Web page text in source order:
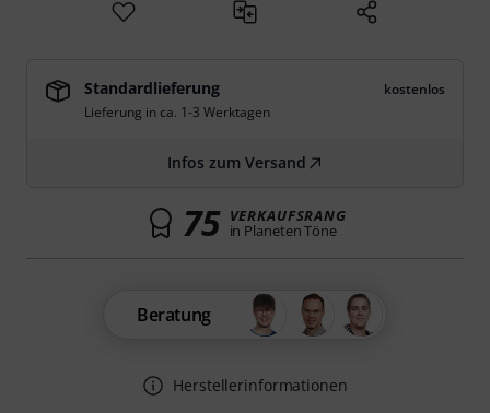
Standardlieferung
kostenlos
Lieferung in ca. 1-3 Werktagen
Infos zum Versand
75 VERKAUFSRANG
in Planeten Töne
Beratung
Herstellerinformationen